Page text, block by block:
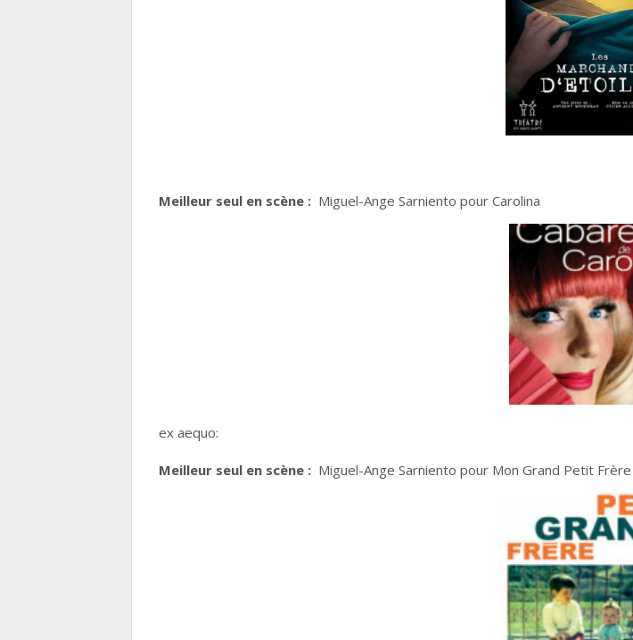
Meilleur seul en scène : Miguel-Ange Sarniento pour Carolina
ex aequo:
Meilleur seul en scène : Miguel-Ange Sarniento pour Mon Grand Petit Frère